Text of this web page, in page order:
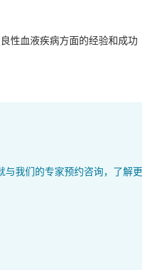
性血液疾病方面的经验和成功
与我们的专家预约咨询，了解更